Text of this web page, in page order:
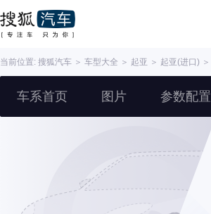
当前位置: 搜狐汽车 ＞ 车型大全 ＞ 起亚 ＞ 起亚(进口) ＞
车系首页 图片 参数配置